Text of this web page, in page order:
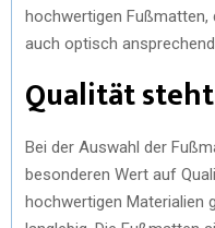
hochwertigen Fußmatten,
auch optisch ansprechend
Qualität
Bei der Auswahl der
besonderen Wert auf
hochwertigen Materialien